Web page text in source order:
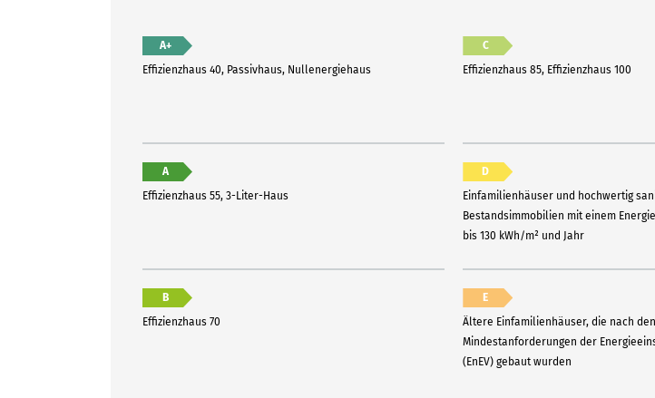
A+
Effizienzhaus 40, Passivhaus, Nullenergiehaus
A
Effizienzhaus 55, 3-Liter-Haus
B
Effizienzhaus 70
C
Effizienzhaus 85, Effizienzhaus 100
D
Einfamilienhäuser und hochwertig
Bestandsimmobilien mit einem
bis 130 kWh/m² und Jahr
E
Ältere Einfamilienhäuser, die nach den
Mindestanforderungen der
(EnEV) gebaut wurden